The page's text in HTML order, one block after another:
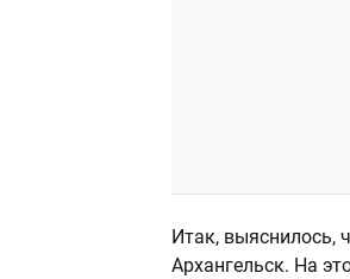
Итак, выяснилось,
Архангельск. На